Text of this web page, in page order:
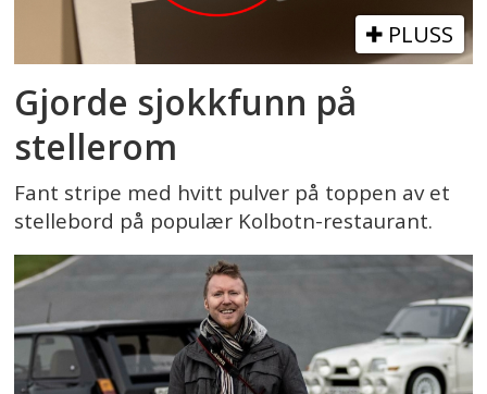
PLUSS
Gjorde sjokkfunn på
stellerom
Fant stripe med hvitt pulver på toppen av et
stellebord på populær Kolbotn-restaurant.